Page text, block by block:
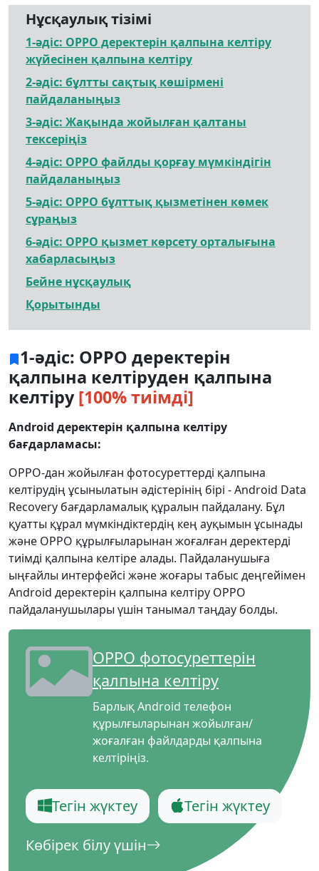
Нұсқаулық тізімі
1-әдіс: OPPO деректерін қалпына келтіру
жүйесінен қалпына келтіру
2-әдіс: бұлтты сақтық көшірмені
пайдаланыңыз
3-әдіс: Жақында жойылған қалтаны
тексеріңіз
4-әдіс: OPPO файлды қорғау мүмкіндігін
пайдаланыңыз
5-әдіс: OPPO бұлттық қызметінен көмек
сұраңыз
6-әдіс: OPPO қызмет көрсету орталығына
хабарласыңыз
Бейне нұсқаулық
Қорытынды
1-әдіс: OPPO деректерін
қалпына келтіруден қалпына
келтіру[100% тиімді]
Android деректерін қалпына келтіру
бағдарламасы:
OPPO-дан жойылған фотосуреттерді қалпына
келтірудің ұсынылатын әдістерінің бірі - Android Data
Recovery бағдарламалық құралын пайдалану. Бұл
қуатты құрал мүмкіндіктердің кең ауқымын ұсынады
және OPPO құрылғыларынан жоғалған деректерді
тиімді қалпына келтіре алады. Пайдаланушыға
ыңғайлы интерфейсі және жоғары табыс деңгейімен
Android деректерін қалпына келтіру OPPO
пайдаланушылары үшін танымал таңдау болды.
OPPO фотосуреттерін
қалпына келтіру
Барлық Android телефон
құрылғыларынан жойылған/
жоғалған файлдарды қалпына
келтіріңіз.
Тегін жүктеу Тегін жүктеу
Көбірек білу үшін